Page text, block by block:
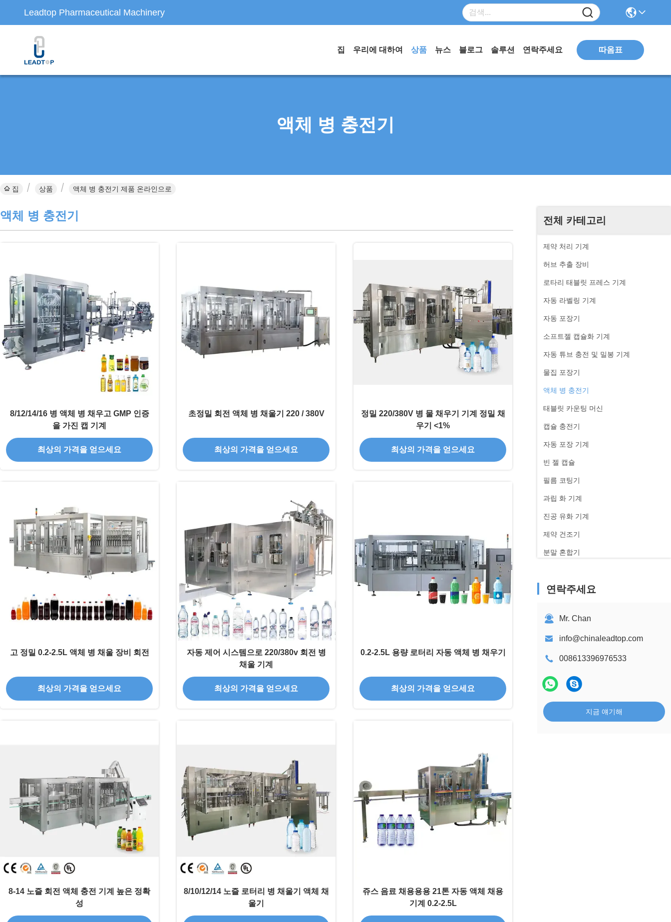
Leadtop Pharmaceutical Machinery
집 우리에 대하여 상품 뉴스 블로그 솔루션 연락주세요 따옴표
액체 병 충전기
집 상품 액체 병 충전기 제품 온라인으로
전체 카테고리
제약 처리 기계
허브 추출 장비
로타리 태블릿 프레스 기계
자동 라벨링 기계
자동 포장기
소프트젤 캡슐화 기계
자동 튜브 충전 및 밀봉 기계
물집 포장기
액체 병 충전기
태블릿 카운팅 머신
캡슐 충전기
자동 포장 기계
빈 젤 캡슐
필름 코팅기
과립 화 기계
진공 유화 기계
제약 건조기
분말 혼합기
주사기 충전기
연락주세요
Mr. Chan
info@chinaleadtop.com
008613396976533
지금 얘기해
액체 병 충전기
8/12/14/16 병 액체 병 채우고 GMP 인증
을 가진 캡 기계
최상의 가격을 얻으세요
초정밀 회전 액체 병 채울기 220 / 380V
최상의 가격을 얻으세요
정밀 220/380V 병 물 채우기 기계 정밀 채
우기 <1%
최상의 가격을 얻으세요
고 정밀 0.2-2.5L 액체 병 채울 장비 회전
최상의 가격을 얻으세요
자동 제어 시스템으로 220/380v 회전 병
채울 기계
최상의 가격을 얻으세요
0.2-2.5L 용량 로터리 자동 액체 병 채우기
최상의 가격을 얻으세요
8-14 노즐 회전 액체 충전 기계 높은 정확
성
8/10/12/14 노즐 로터리 병 채울기 액체 채
울기
쥬스 음료 채용용용 21톤 자동 액체 채용
기계 0.2-2.5L